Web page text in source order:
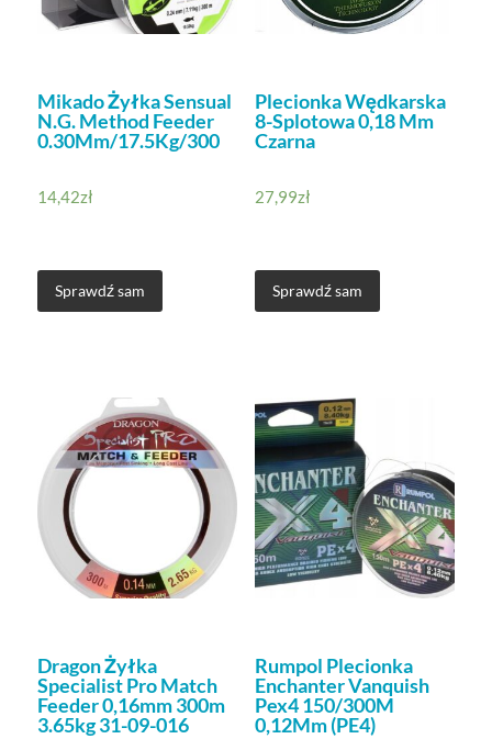
Mikado Żyłka Sensual
N.G. Method Feeder
0.30Mm/17.5Kg/300
14,42zł
Sprawdź sam
Plecionka Wędkarska
8-Splotowa 0,18 Mm
Czarna
27,99zł
Sprawdź sam
Dragon Żyłka
Specialist Pro Match
Feeder 0,16mm 300m
3.65kg 31-09-016
Rumpol Plecionka
Enchanter Vanquish
Pex4 150/300M
0,12Mm (PE4)